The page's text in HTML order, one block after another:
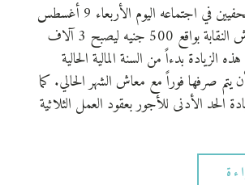
قرر مجلس نقابة الصحفيين في اجتماعه اليوم الأربعاء 9 أغسطس
2023، زيادة معاش النقابة بواقع 500 جنيه ليصبح 3 آلاف
الزيادة بدءاً من السنة المالية الحالية
يتم صرفها فوراً مع معاش الشهر الحالي. كما
الحد الأدنى للأجور بعقود العمل الثلاثية